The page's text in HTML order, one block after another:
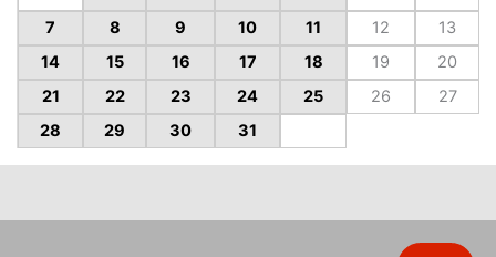
7
8 9 10 11 12
13
14
15 16 17 18 19
20
21
22 23 24 25 26
27
28
29 30 31